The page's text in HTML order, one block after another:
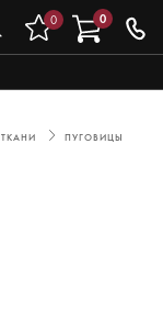
0 0
ТКАНИ
ПУГОВИЦЫ